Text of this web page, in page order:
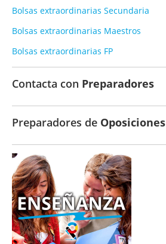
Bolsas extraordinarias Secundaria
Bolsas extraordinarias Maestros
Bolsas extraordinarias FP
Contacta con Preparadores
Preparadores de Oposiciones